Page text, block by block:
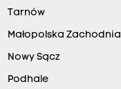
Tarnów
Małopolska Zachodnia
Nowy Sącz
Podhale